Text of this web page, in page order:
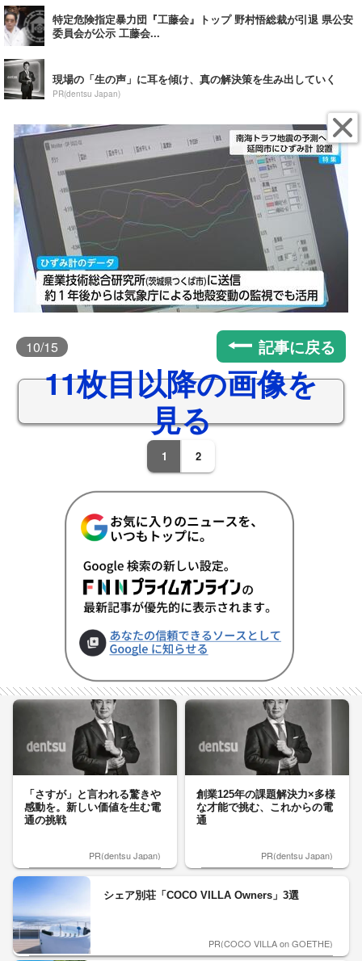
特定危険指定暴力団『工藤会』トップ 野村悟総裁が引退 県公安
委員会が公示 工藤会...
現場の「生の声」に耳を傾け、真の解決策を生み出していく
PR(dentsu Japan)
10/15 記事に戻る
11枚目以降の画像を
見る
1 2
「さすが」と言われる驚きや
感動を。新しい価値を生む電
通の挑戦
PR(dentsu Japan)
創業125年の課題解決力×多様
な才能で挑む、これからの電
通
PR(dentsu Japan)
シェア別荘「COCO VILLA Owners」3選
PR(COCO VILLA on GOETHE)